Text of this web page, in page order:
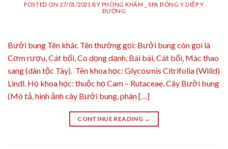
POSTED ON 27/01/2021 BY PHÒNG KHÁM _ SPA ĐÔNG Y DIỆP Y
ĐƯỜNG
Bưởi bung Tên khác Tên thường gọi: Bưởi bung còn gọi là
Cơm rượu, Cát bối, Co dọng dạnh, Bái bài, Cát bối, Mác thao
sang (dân tộc Tày). Tên khoa học: Glycosmis Citrifolia (Willd)
Lindl. Họ khoa học: thuộc họ Cam – Rutaceae. Cây Bưởi bung
(Mô tả, hình ảnh cây Bưởi bung, phân […]
CONTINUE READING →